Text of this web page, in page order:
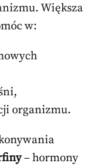
Większa
w:
organizmu.
– hormony